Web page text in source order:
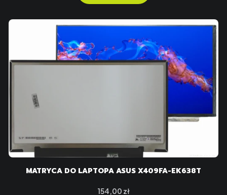
MATRYCA DO LAPTOPA ASUS X409FA-EK638T
Cena
154,00 zł